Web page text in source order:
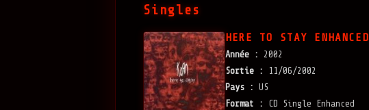
Singles
HERE TO STAY ENHANCED
Année :
2002
Sortie :
11/06/2002
Pays : US
Format :
CD Single Enhanced